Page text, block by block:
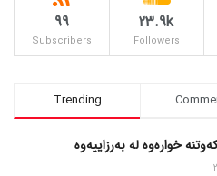
23.9k
Followers
99
Subscribers
Trending
خوارەوە لە بەرزاییەوە